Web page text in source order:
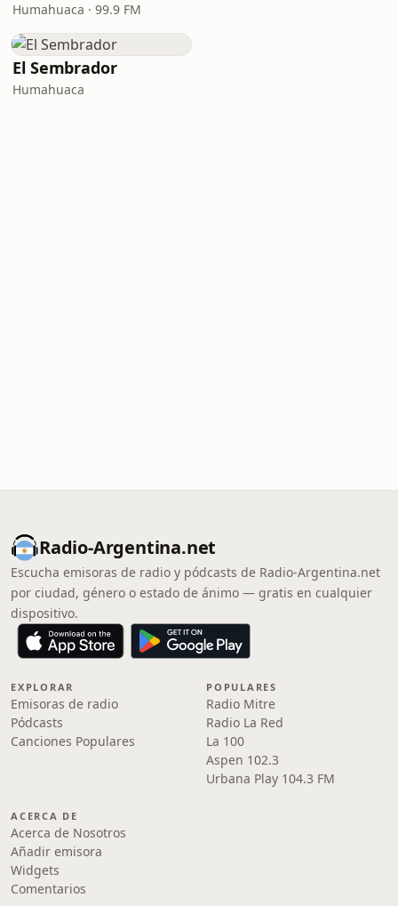
Humahuaca · 99.9 FM
El Sembrador
Humahuaca
Radio-Argentina.net
Escucha emisoras de radio y pódcasts de Radio-Argentina.net
por ciudad, género o estado de ánimo — gratis en cualquier
dispositivo.
EXPLORAR
Emisoras de radio
Pódcasts
Canciones Populares
POPULARES
Radio Mitre
Radio La Red
La 100
Aspen 102.3
Urbana Play 104.3 FM
ACERCA DE
Acerca de Nosotros
Añadir emisora
Widgets
Comentarios